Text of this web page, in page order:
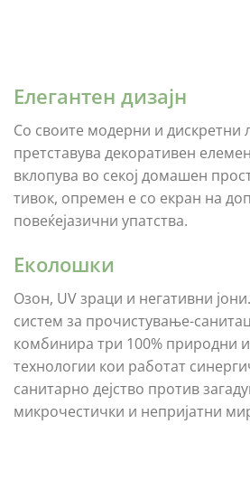
Елегантен дизајн
Со своите модерни и дискретни
претставува декоративен
вклопува во секој домашен
тивок, опремен е со екран на
повеќејазични упатства.
Еколошки
Озон, UV зраци и негативни
систем за прочистување-
комбинира три 100% природни
технологии кои работат
санитарно дејство против
микрочестички и непријатни